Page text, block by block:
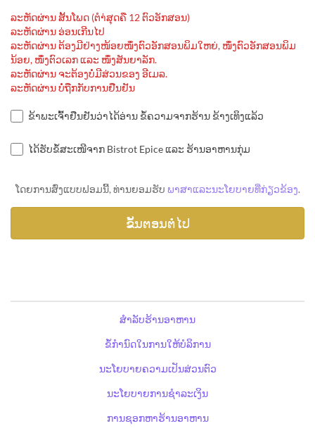
ລະຫັດຜ່ານ ສັ້ນໂພດ (ຕຳ່ສຸດຄື 12 ຕົວອັກສອນ)
ລະຫັດຜ່ານ ອ່ອນເກີນໄປ
ລະຫັດຜ່ານ ຕ້ອງມີຢ່າງໜ້ອຍໜຶ່ງຕົວອັກສອນພິມໃຫຍ່, ໜຶ່ງຕົວອັກສອນພິມ
ນ້ອຍ, ໜຶ່ງຕົວເລກ ແລະ ໜຶ່ງສັນຍາລັກ.
ລະຫັດຜ່ານ ຈະຕ້ອງບໍ່ມີສ່ວນຂອງ ອີເມລ.
ລະຫັດຜ່ານ ບໍ່ຖືກກັບການຢືນຢັນ
ຂ້າພະເຈົ້າຢືນຢັນວ່າໄດ້ອ່ານ ຂໍ້ຄວາມຈາກຮ້ານ ຂ້າງເທິງແລ້ວ
ໄດ້ຮັບຂໍ້ສະເໜີຈາກ Bistrot Epice ແລະ ຮ້ານອາຫານກຸ່ມ
ໂດຍການສົ່ງແບບຟອມນີ້, ທ່ານຍອມຮັບ ພາສາແລະນະໂຍບາຍທີ່ກ່ຽວຂ້ອງ.
ສຳລັບຮ້ານອາຫານ
ຂໍ້ກຳນົດໃນການໃຫ້ບໍລິການ
ນະໂຍບາຍຄວາມເປັນສ່ວນຕົວ
ນະໂຍບາຍການຊຳລະເງິນ
ການຊອກຫາຮ້ານອາຫານ